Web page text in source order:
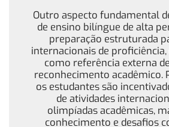
Outro aspecto fundamental
de ensino bilíngue de alta
preparação estruturada
internacionais de
como referência externa
reconhecimento acadêmico.
os estudantes são
de atividades
olimpíadas acadêmicas,
conhecimento e desafios